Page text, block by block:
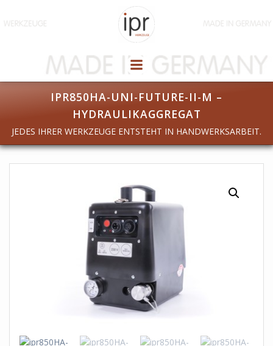
Inhalt
IPR850HA-UNI-FUTURE-II-M –
HYDRAULIKAGGREGAT
JEDES IHRER WERKZEUGE ENTSTEHT IN HANDWERKSARBEIT.